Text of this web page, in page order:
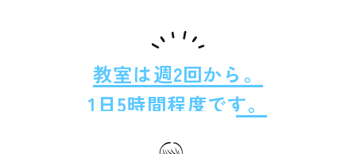
教室は週2回から。
1日5時間程度です。